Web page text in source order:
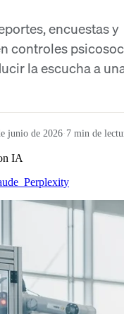
encuestas y
controles
la escucha a
junio de 2026· 7 min de
IA
Perplexity